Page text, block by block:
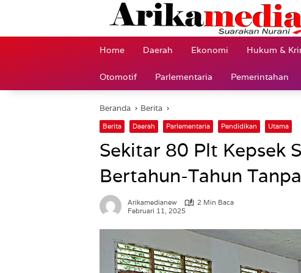
Home Daerah Ekonomi Hukum &
Otomotif Parlementaria Pemerintahan
Beranda Berita
Berita Daerah Parlementaria Pendidikan Utama
Sekitar 80 Plt Kepsek
Bertahun-Tahun
Arikamedianew
2 Min Baca
Februari 11, 2025